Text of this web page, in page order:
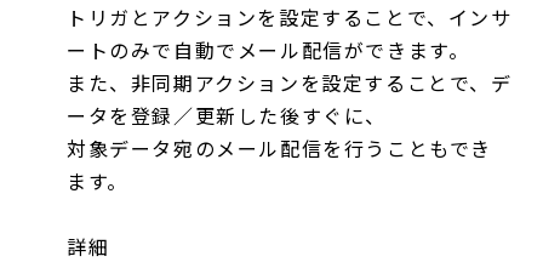
トリガとアクションを設定することで、インサ
ートのみで自動でメール配信ができます。
また、非同期アクションを設定することで、デ
ータを登録／更新した後すぐに、
対象データ宛のメール配信を行うこともでき
ます。
詳細